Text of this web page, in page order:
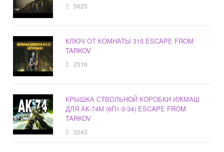
5620
КЛЮЧ ОТ КОМНАТЫ 315 ESCAPE FROM
TARKOV
2516
КРЫШКА СТВОЛЬНОЙ КОРОБКИ ИЖМАШ
ДЛЯ АК-74М (6П1 0-34) ESCAPE FROM
TARKOV
3243